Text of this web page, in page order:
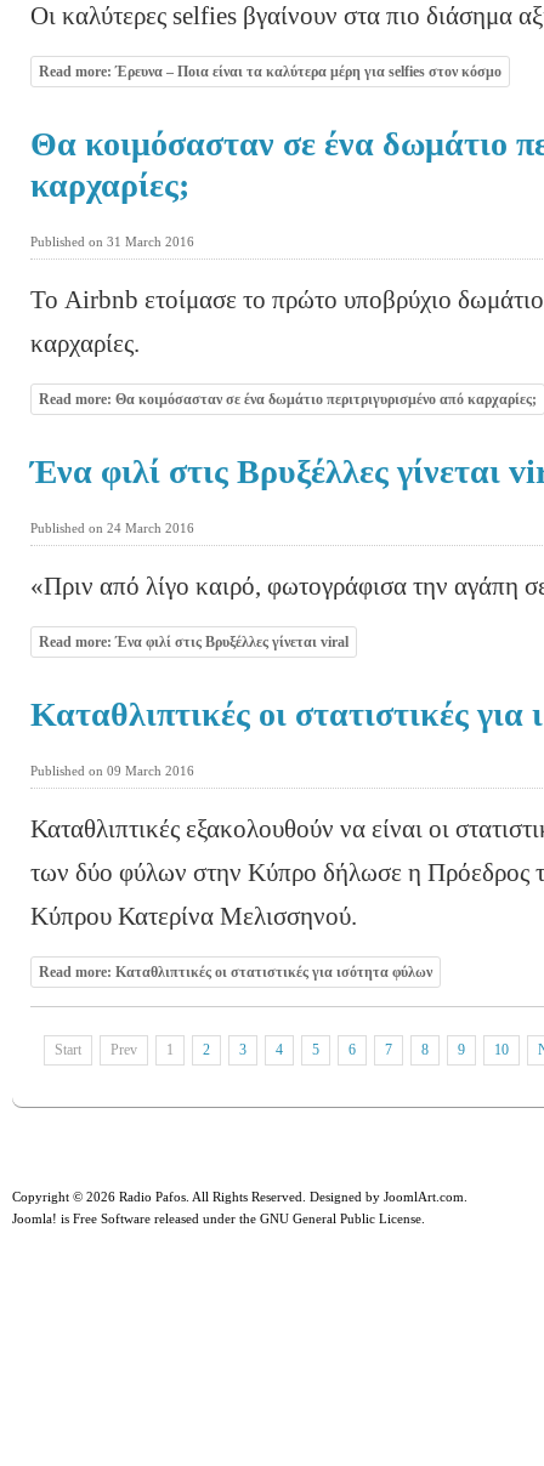
Οι καλύτερες selfies βγαίνουν στα πιο διάσημα
Read more: Έρευνα – Ποια είναι τα καλύτερα μέρη για selfies στον κόσμο
Θα κοιμόσασταν σε ένα δωμάτιο
καρχαρίες;
Published on 31 March 2016
Το Airbnb ετοίμασε το πρώτο υποβρύχιο
καρχαρίες.
Read more: Θα κοιμόσασταν σε ένα δωμάτιο περιτριγυρισμένο από καρχαρίες;
Ένα φιλί στις Βρυξέλλες γίνεται
Published on 24 March 2016
«Πριν από λίγο καιρό, φωτογράφισα την αγάπη
Read more: Ένα φιλί στις Βρυξέλλες γίνεται viral
Καταθλιπτικές οι στατιστικές
Published on 09 March 2016
Καταθλιπτικές εξακολουθούν να είναι οι
των δύο φύλων στην Κύπρο δήλωσε η Πρόεδρος
Κύπρου Κατερίνα Μελισσηνού.
Read more: Καταθλιπτικές οι στατιστικές για ισότητα φύλων
Start Prev 1 2 3 4 5 6 7 8 9 10
Copyright © 2026 Radio Pafos. All Rights Reserved. Designed by JoomlArt.com
Joomla! is Free Software released under the GNU General Public License.